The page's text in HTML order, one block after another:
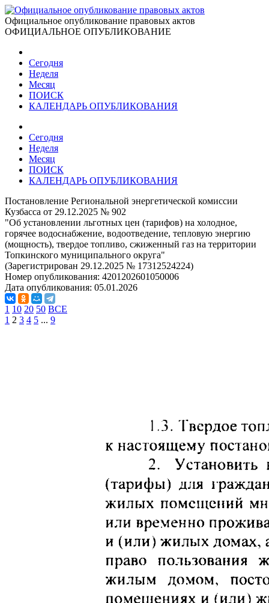
Официальное опубликование правовых актов
ОФИЦИАЛЬНОЕ ОПУБЛИКОВАНИЕ
Сегодня
Неделя
Месяц
ПОИСК
КАЛЕНДАРЬ ОПУБЛИКОВАНИЯ
Сегодня
Неделя
Месяц
ПОИСК
КАЛЕНДАРЬ ОПУБЛИКОВАНИЯ
Постановление Региональной энергетической комиссии
Кузбасса от 29.12.2025 № 902
"Об установлении льготных цен (тарифов) на холодное,
горячее водоснабжение, водоотведение, тепловую энергию
(мощность), твердое топливо, сжиженный газ на территории
Топкинского муниципального округа"
(Зарегистрирован 29.12.2025 № 17312524224)
Номер опубликования: 4201202601050006
Дата опубликования: 05.01.2026
1 10 20 50 ВСЕ
1 2 3 4 5 ... 9